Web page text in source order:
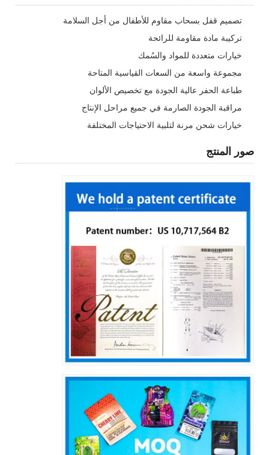
تصميم قفل بسحاب مقاوم للأطفال من أجل السلامة
تركيبة مادة مقاومة للرائحة
خيارات متعددة للمواد والسُمك
مجموعة واسعة من السعات القياسية المتاحة
طباعة الحفر عالية الجودة مع تخصيص الألوان
مراقبة الجودة الصارمة في جميع مراحل الإنتاج
خيارات شحن مرنة لتلبية الاحتياجات المختلفة
صور المنتج